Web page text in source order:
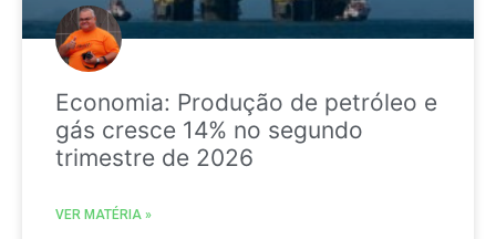
Economia: Produção de petróleo e
gás cresce 14% no segundo
trimestre de 2026
VER MATÉRIA »